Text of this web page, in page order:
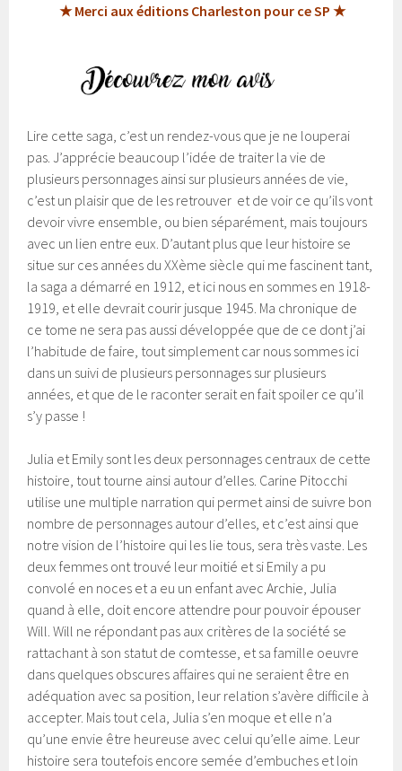
★ Merci aux éditions Charleston pour ce SP ★
Lire cette saga, c’est un rendez-vous que je ne louperai
pas. J’apprécie beaucoup l’idée de traiter la vie de
plusieurs personnages ainsi sur plusieurs années de vie,
c’est un plaisir que de les retrouver et de voir ce qu’ils vont
devoir vivre ensemble, ou bien séparément, mais toujours
avec un lien entre eux. D’autant plus que leur histoire se
situe sur ces années du XXème siècle qui me fascinent tant,
la saga a démarré en 1912, et ici nous en sommes en 1918-
1919, et elle devrait courir jusque 1945. Ma chronique de
ce tome ne sera pas aussi développée que de ce dont j’ai
l’habitude de faire, tout simplement car nous sommes ici
dans un suivi de plusieurs personnages sur plusieurs
années, et que de le raconter serait en fait spoiler ce qu’il
s’y passe !
Julia et Emily sont les deux personnages centraux de cette
histoire, tout tourne ainsi autour d’elles. Carine Pitocchi
utilise une multiple narration qui permet ainsi de suivre bon
nombre de personnages autour d’elles, et c’est ainsi que
notre vision de l’histoire qui les lie tous, sera très vaste. Les
deux femmes ont trouvé leur moitié et si Emily a pu
convolé en noces et a eu un enfant avec Archie, Julia
quand à elle, doit encore attendre pour pouvoir épouser
Will. Will ne répondant pas aux critères de la société se
rattachant à son statut de comtesse, et sa famille oeuvre
dans quelques obscures affaires qui ne seraient être en
adéquation avec sa position, leur relation s’avère difficile à
accepter. Mais tout cela, Julia s’en moque et elle n’a
qu’une envie être heureuse avec celui qu’elle aime. Leur
histoire sera toutefois encore semée d’embuches et loin